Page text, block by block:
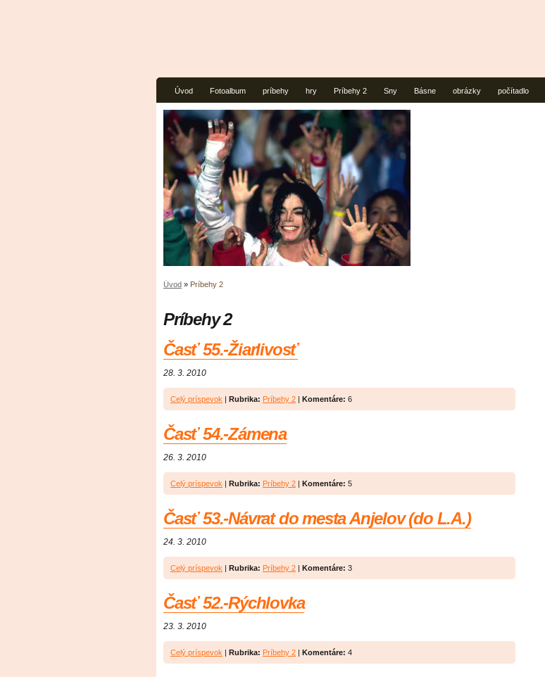
Úvod Fotoalbum príbehy hry Príbehy 2 Sny Básne obrázky počítadlo
Úvod » Príbehy 2
Príbehy 2
Časť 55.-Žiarlivosť
28. 3. 2010
Celý príspevok | Rubrika: Príbehy 2 | Komentáre: 6
Časť 54.-Zámena
26. 3. 2010
Celý príspevok | Rubrika: Príbehy 2 | Komentáre: 5
Časť 53.-Návrat do mesta Anjelov (do L.A.)
24. 3. 2010
Celý príspevok | Rubrika: Príbehy 2 | Komentáre: 3
Časť 52.-Rýchlovka
23. 3. 2010
Celý príspevok | Rubrika: Príbehy 2 | Komentáre: 4